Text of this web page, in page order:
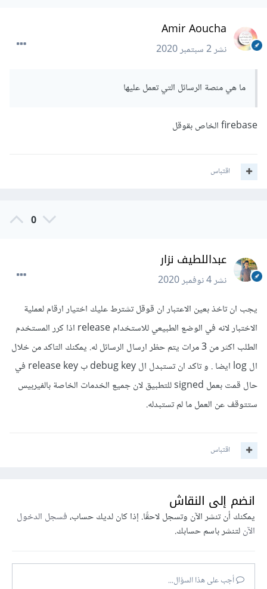
Amir Aoucha
نشر2 سبتمبر 2020
ما هي منصة الرسائل التي تعمل عليها
firebase الخاص بقوقل
اقتباس
0
عبداللطيف نزار
نشر4 نوفمبر 2020
يجب ان تاخذ بعين الاعتبار ان قوقل تشترط عليك اختيار ارقام لعملية
الاختبار لانه في الوضع الطبيعي للاستخدام release اذا كرر المستخدم
الطلب اكثر من 3 مرات يتم حظر ارسال الرسائل له. يمكنك التاكد من خلال
ال log ايضا . و تاكد ان تستبدل ال debug key ب release key في
حال قمت بعمل signed للتطبيق لان جميع الخدمات الخاصة بالفيربيس
ستتوقف عن العمل ما لم تستبدله.
اقتباس
انضم إلى النقاش
يمكنك أن تنشر الآن وتسجل لاحقًا. إذا كان لديك حساب،فسجل الدخول
الآنلتنشر باسم حسابك.
أجب على هذا السؤال...